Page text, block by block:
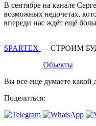
В сентябре на канале
возможных недочетах,
впереди нас ждёт ещё
SPARTEX — СТРОИМ
Объекты
Вы все еще думаете
Поделиться: